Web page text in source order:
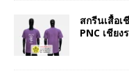
สกรีนเสื้อเ
PNC เชียง